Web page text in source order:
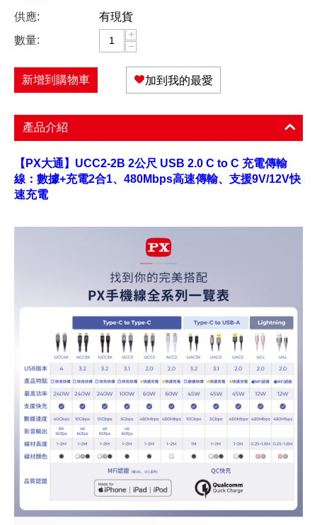
供應:
有現貨
數量:
+
−
新增到購物車 加到我的最愛
產品介紹
【PX大通】UCC2-2B 2公尺 USB 2.0 C to C 充電傳輸
線：數據+充電2合1、480Mbps高速傳輸、支援9V/12V快
速充電